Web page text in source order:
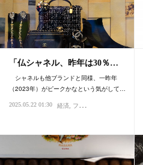
「仏シャネル、昨年は30％…
シャネルも他ブランドと同様、一昨年
（2023年）がピークかなという気がして…
2025.05.22 01:30 経済 ファッション・スタイル・流行